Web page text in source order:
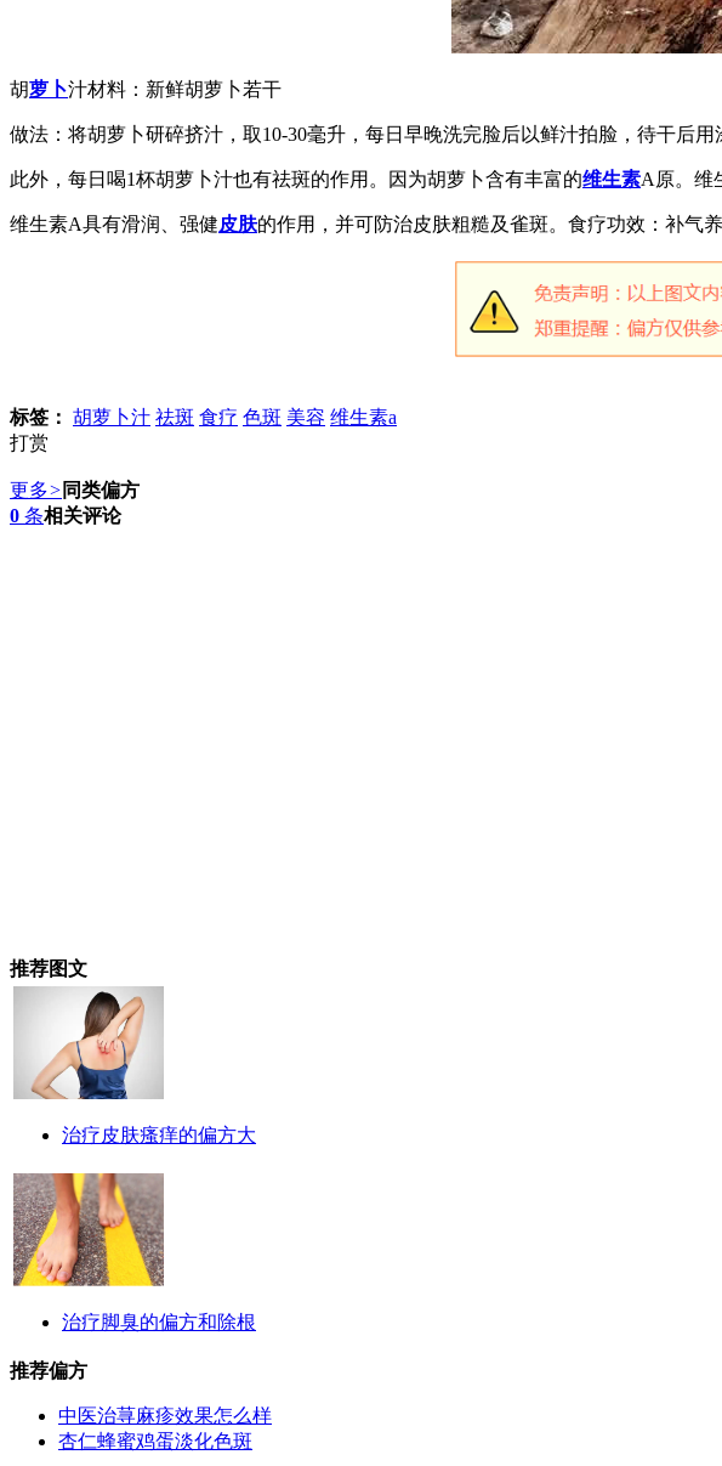
胡萝卜汁材料：新鲜胡萝卜若干
做法：将胡萝卜研碎挤汁，取10-30毫升，每日早晚洗完脸后以鲜汁拍脸，待干后用
此外，每日喝1杯胡萝卜汁也有祛斑的作用。因为胡萝卜含有丰富的维生素A原。维
维生素A具有滑润、强健皮肤的作用，并可防治皮肤粗糙及雀斑。食疗功效：补气养
标签： 胡萝卜汁 祛斑 食疗 色斑 美容 维生素a
打赏
更多> 同类偏方
0 条相关评论
推荐图文
治疗皮肤瘙痒的偏方大
治疗脚臭的偏方和除根
推荐偏方
中医治荨麻疹效果怎么样
杏仁蜂蜜鸡蛋淡化色斑